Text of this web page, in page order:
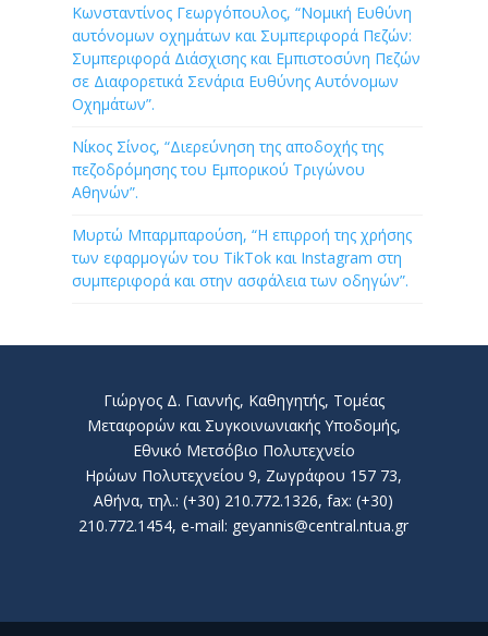
Κωνσταντίνος Γεωργόπουλος, “Νομική Ευθύνη
αυτόνομων οχημάτων και Συμπεριφορά Πεζών:
Συμπεριφορά Διάσχισης και Εμπιστοσύνη Πεζών
σε Διαφορετικά Σενάρια Ευθύνης Αυτόνομων
Οχημάτων”.
Νίκος Σίνος, “Διερεύνηση της αποδοχής της
πεζοδρόμησης του Εμπορικού Τριγώνου
Αθηνών”.
Μυρτώ Μπαρμπαρούση, “Η επιρροή της χρήσης
των εφαρμογών του TikTok και Instagram στη
συμπεριφορά και στην ασφάλεια των οδηγών”.
Γιώργος Δ. Γιαννής, Καθηγητής, Τομέας
Μεταφορών και Συγκοινωνιακής Υποδομής,
Εθνικό Μετσόβιο Πολυτεχνείο
Ηρώων Πολυτεχνείου 9, Ζωγράφου 157 73,
Αθήνα, τηλ.: (+30) 210.772.1326, fax: (+30)
210.772.1454, e-mail: geyannis@central.ntua.gr